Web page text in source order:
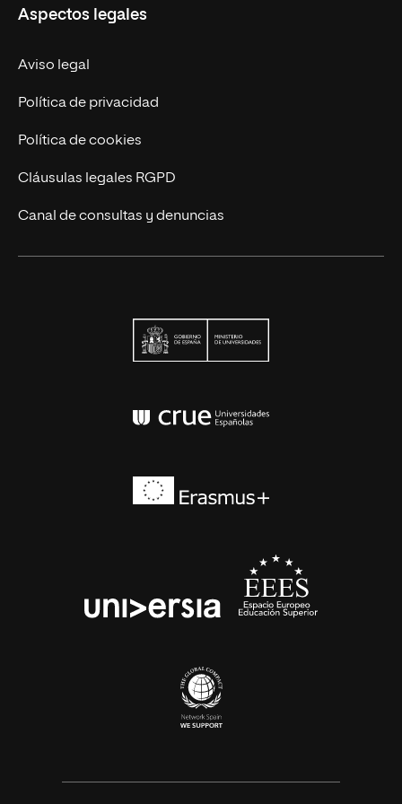
Trabaja en UNIR
Actualidad
Contáctanos
Aspectos legales
Aviso legal
Política de privacidad
Política de cookies
Cláusulas legales RGPD
Canal de consultas y denuncias